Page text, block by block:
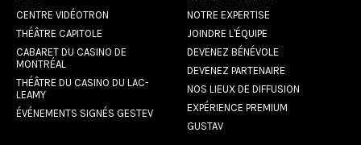
CENTRE VIDÉOTRON
THÉÂTRE CAPITOLE
CABARET DU CASINO DE
MONTRÉAL
THÉÂTRE DU CASINO DU LAC-
LEAMY
ÉVÉNEMENTS SIGNÉS GESTEV
NOTRE EXPERTISE
JOINDRE L'ÉQUIPE
DEVENEZ BÉNÉVOLE
DEVENEZ PARTENAIRE
NOS LIEUX DE DIFFUSION
EXPÉRIENCE PREMIUM
GUSTAV